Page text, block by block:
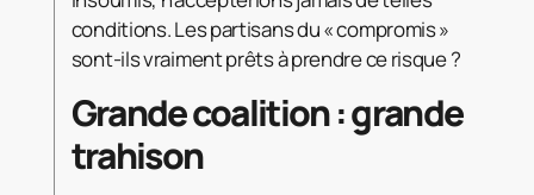
conditions. Les partisans du « compromis »
sont-ils vraiment prêts à prendre ce risque ?
Grande coalition : grande
trahison